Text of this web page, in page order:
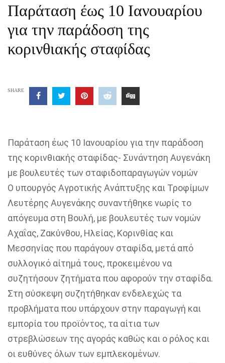
Παράταση έως 10 Ιανουαρίου
για την παράδοση της
κορινθιακής σταφίδας
SHARE
Παράταση έως 10 Ιανουαρίου για την παράδοση
της κορινθιακής σταφίδας- Συνάντηση Αυγενάκη
με βουλευτές των σταφιδοπαραγωγών νομών
Ο υπουργός Αγροτικής Ανάπτυξης και Τροφίμων
Λευτέρης Αυγενάκης συναντήθηκε νωρίς το
απόγευμα στη Βουλή, με βουλευτές των νομών
Αχαΐας, Ζακύνθου, Ηλείας, Κορινθίας και
Μεσσηνίας που παράγουν σταφίδα, μετά από
συλλογικό αίτημά τους, προκειμένου να
συζητήσουν ζητήματα που αφορούν την σταφίδα.
Στη σύσκεψη συζητήθηκαν ενδελεχώς τα
προβλήματα που υπάρχουν στην παραγωγή και
εμπορία του προϊόντος, τα αίτια των
στρεβλώσεων της αγοράς καθώς και ο ρόλος και
οι ευθύνες όλων των εμπλεκομένων.